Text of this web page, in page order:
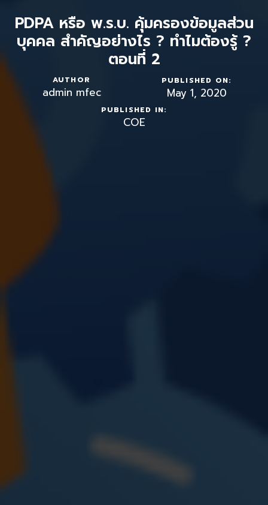
PDPA หรือ พ.ร.บ. คุ้มครองข้อมูลส่วน
บุคคล สำคัญอย่างไร ? ทำไมต้องรู้ ?
ตอนที่ 2
AUTHOR
admin mfec
PUBLISHED ON:
May 1, 2020
PUBLISHED IN:
COE